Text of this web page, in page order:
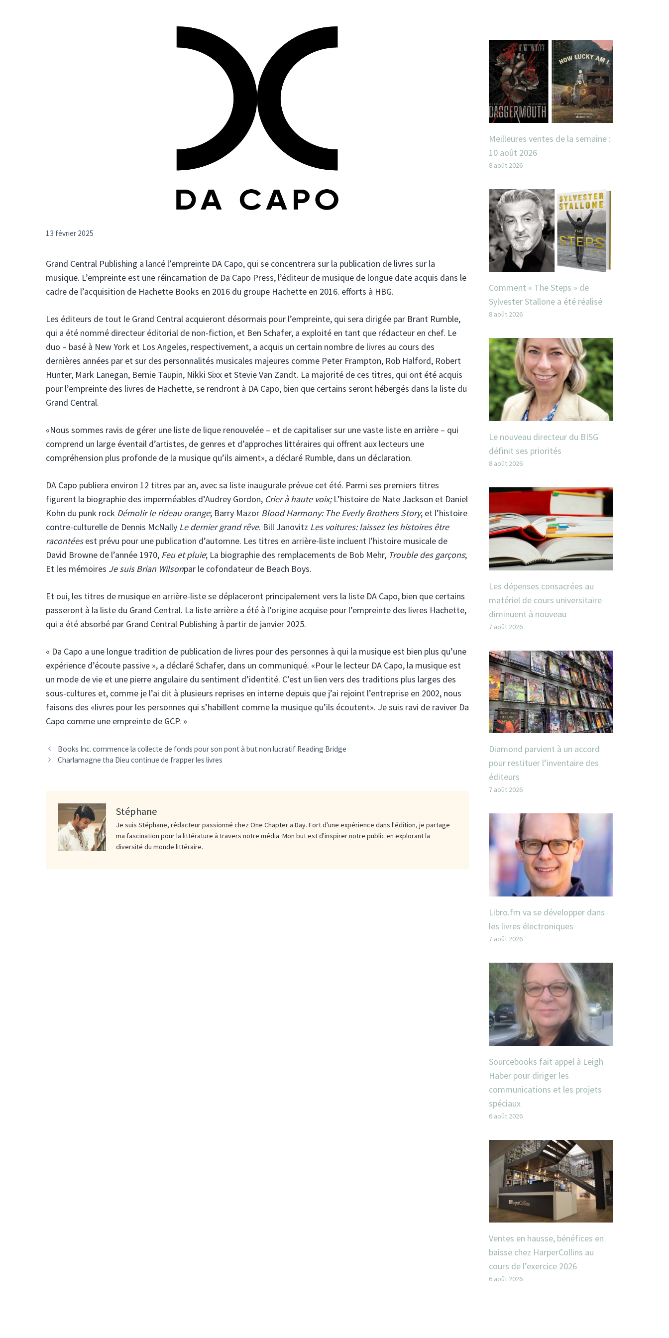
13 février 2025
Grand Central Publishing a lancé l’empreinte DA Capo, qui se concentrera sur la publication de livres sur la
musique. L’empreinte est une réincarnation de Da Capo Press, l’éditeur de musique de longue date acquis dans le
cadre de l’acquisition de Hachette Books en 2016 du groupe Hachette en 2016. efforts à HBG.
Les éditeurs de tout le Grand Central acquieront désormais pour l’empreinte, qui sera dirigée par Brant Rumble,
qui a été nommé directeur éditorial de non-fiction, et Ben Schafer, a exploité en tant que rédacteur en chef. Le
duo – basé à New York et Los Angeles, respectivement, a acquis un certain nombre de livres au cours des
dernières années par et sur des personnalités musicales majeures comme Peter Frampton, Rob Halford, Robert
Hunter, Mark Lanegan, Bernie Taupin, Nikki Sixx et Stevie Van Zandt. La majorité de ces titres, qui ont été acquis
pour l’empreinte des livres de Hachette, se rendront à DA Capo, bien que certains seront hébergés dans la liste du
Grand Central.
«Nous sommes ravis de gérer une liste de lique renouvelée – et de capitaliser sur une vaste liste en arrière – qui
comprend un large éventail d’artistes, de genres et d’approches littéraires qui offrent aux lecteurs une
compréhension plus profonde de la musique qu’ils aiment», a déclaré Rumble, dans un déclaration.
DA Capo publiera environ 12 titres par an, avec sa liste inaugurale prévue cet été. Parmi ses premiers titres
figurent la biographie des imperméables d’Audrey Gordon, Crier à haute voix;L’histoire de Nate Jackson et Daniel
Kohn du punk rock Démolir le rideau orange; Barry Mazor Blood Harmony: The Everly Brothers Story; et l’histoire
contre-culturelle de Dennis McNally Le dernier grand rêve. Bill Janovitz Les voitures: laissez les histoires être
racontéesest prévu pour une publication d’automne. Les titres en arrière-liste incluent l’histoire musicale de
David Browne de l’année 1970, Feu et pluie; La biographie des remplacements de Bob Mehr, Trouble des garçons;
Et les mémoires Je suis Brian Wilsonpar le cofondateur de Beach Boys.
Et oui, les titres de musique en arrière-liste se déplaceront principalement vers la liste DA Capo, bien que certains
passeront à la liste du Grand Central. La liste arrière a été à l’origine acquise pour l’empreinte des livres Hachette,
qui a été absorbé par Grand Central Publishing à partir de janvier 2025.
« Da Capo a une longue tradition de publication de livres pour des personnes à qui la musique est bien plus qu’une
expérience d’écoute passive », a déclaré Schafer, dans un communiqué. «Pour le lecteur DA Capo, la musique est
un mode de vie et une pierre angulaire du sentiment d’identité. C’est un lien vers des traditions plus larges des
sous-cultures et, comme je l’ai dit à plusieurs reprises en interne depuis que j’ai rejoint l’entreprise en 2002, nous
faisons des «livres pour les personnes qui s’habillent comme la musique qu’ils écoutent». Je suis ravi de raviver Da
Capo comme une empreinte de GCP. »
Books Inc. commence la collecte de fonds pour son pont à but non lucratif Reading Bridge
Charlamagne tha Dieu continue de frapper les livres
Stéphane
Je suis Stéphane, rédacteur passionné chez One Chapter a Day. Fort d'une expérience dans l'édition, je partage
ma fascination pour la littérature à travers notre média. Mon but est d'inspirer notre public en explorant la
diversité du monde littéraire.
Meilleures ventes de la semaine :
10 août 2026
8 août 2026
Comment « The Steps » de
Sylvester Stallone a été réalisé
8 août 2026
Le nouveau directeur du BISG
définit ses priorités
8 août 2026
Les dépenses consacrées au
matériel de cours universitaire
diminuent à nouveau
7 août 2026
Diamond parvient à un accord
pour restituer l’inventaire des
éditeurs
7 août 2026
Libro.fm va se développer dans
les livres électroniques
7 août 2026
Sourcebooks fait appel à Leigh
Haber pour diriger les
communications et les projets
spéciaux
6 août 2026
Ventes en hausse, bénéfices en
baisse chez HarperCollins au
cours de l’exercice 2026
6 août 2026